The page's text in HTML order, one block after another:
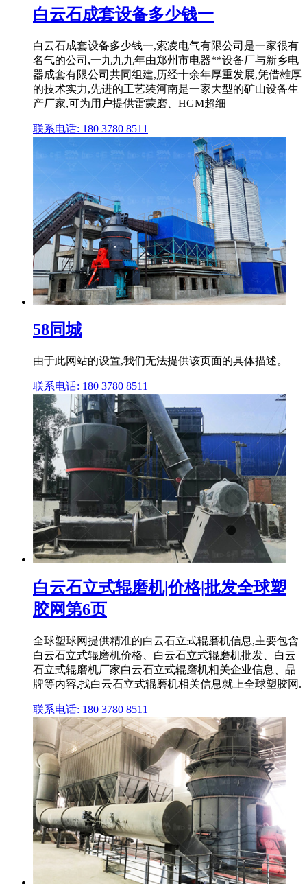
白云石成套设备多少钱一
白云石成套设备多少钱一,索凌电气有限公司是一家很有
名气的公司,一九九九年由郑州市电器**设备厂与新乡电
器成套有限公司共同组建,历经十余年厚重发展,凭借雄厚
的技术实力,先进的工艺装河南是一家大型的矿山设备生
产厂家,可为用户提供雷蒙磨、HGM超细
联系电话: 180 3780 8511
58同城
由于此网站的设置,我们无法提供该页面的具体描述。
联系电话: 180 3780 8511
白云石立式辊磨机|价格|批发全球塑
胶网第6页
全球塑球网提供精准的白云石立式辊磨机信息,主要包含
白云石立式辊磨机价格、白云石立式辊磨机批发、白云
石立式辊磨机厂家白云石立式辊磨机相关企业信息、品
牌等内容,找白云石立式辊磨机相关信息就上全球塑胶网.
联系电话: 180 3780 8511